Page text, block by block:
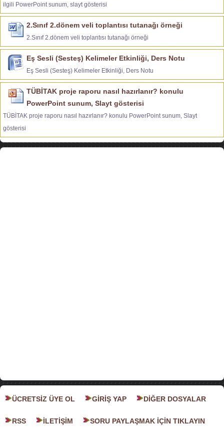
ilgili PowerPoint sunum, slayt gösterisi
2.Sınıf 2.dönem veli toplantısı tutanağı örneği
2.Sınıf 2.dönem veli toplantısı tutanağı örneği
Eş Sesli (Sesteş) Kelimeler Etkinliği, Ders Notu
Eş Sesli (Sesteş) Kelimeler Etkinliği, Ders Notu
TÜBİTAK proje raporu nasıl hazırlanır? konulu
PowerPoint sunum, Slayt gösterisi
TÜBİTAK proje raporu nasıl hazırlanır? konulu PowerPoint sunum, Slayt
gösterisi
ÜCRETSİZ ÜYE OL GİRİŞ YAP DİĞER DOSYALAR
RSS İLETİŞİM SORU PAYLAŞMAK İÇİN TIKLAYIN